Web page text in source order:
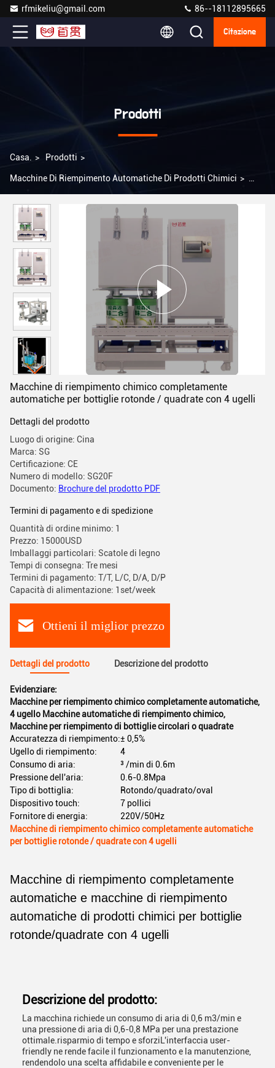
rfmikeliu@gmail.com 86--18112895665
Citazione
Prodotti
Casa. > Prodotti >
Macchine Di Riempimento Automatiche Di Prodotti Chimici >
per bottiglie rotonde / quadrate con 4 ugelli
Macchine di riempimento chimico completamente
automatiche per bottiglie rotonde / quadrate con 4 ugelli
Dettagli del prodotto
Luogo di origine: Cina
Marca: SG
Certificazione: CE
Numero di modello: SG20F
Documento: Brochure del prodotto PDF
Termini di pagamento e di spedizione
Quantità di ordine minimo: 1
Prezzo: 15000USD
Imballaggi particolari: Scatole di legno
Tempi di consegna: Tre mesi
Termini di pagamento: T/T, L/C, D/A, D/P
Capacità di alimentazione: 1set/week
Ottieni il miglior prezzo
Dettagli del prodotto Descrizione del prodotto
Evidenziare:
Macchine per riempimento chimico completamente automatiche,
4 ugello Macchine automatiche di riempimento chimico,
Macchine per riempimento di bottiglie circolari o quadrate
Accuratezza di riempimento:± 0,5%
Ugello di riempimento:
4
Consumo di aria:
³ /min di 0.6m
Pressione dell'aria:
0.6-0.8Mpa
Tipo di bottiglia:
Rotondo/quadrato/oval
Dispositivo touch:
7 pollici
Fornitore di energia:
220V/50Hz
Macchine di riempimento chimico completamente automatiche
per bottiglie rotonde / quadrate con 4 ugelli
Macchine di riempimento completamente
automatiche e macchine di riempimento
automatiche di prodotti chimici per bottiglie
rotonde/quadrate con 4 ugelli
Descrizione del prodotto:
La macchina richiede un consumo di aria di 0,6 m3/min e
una pressione di aria di 0,6-0,8 MPa per una prestazione
ottimale.risparmio di tempo e sforziL'interfaccia user-
friendly ne rende facile il funzionamento e la manutenzione,
rendendolo una scelta affidabile e conveniente per le